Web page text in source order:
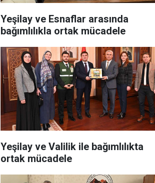
Yeşilay ve Esnaflar arasında
bağımlılıkla ortak mücadele
Yeşilay ve Valilik ile bağımlılıkta
ortak mücadele